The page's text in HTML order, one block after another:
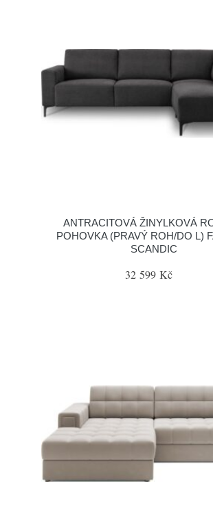
ANTRACITOVÁ ŽINYLKOVÁ
POHOVKA (PRAVÝ ROH/DO L)
SCANDIC
32 599 Kč